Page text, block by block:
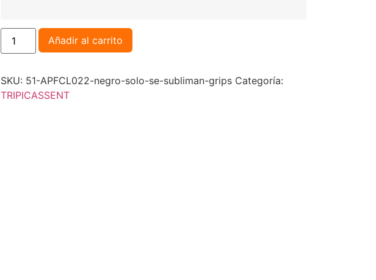
Añadir al carrito
SKU: 51-APFCL022-negro-solo-se-subliman-grips Categoría:
TRIPICASSENT